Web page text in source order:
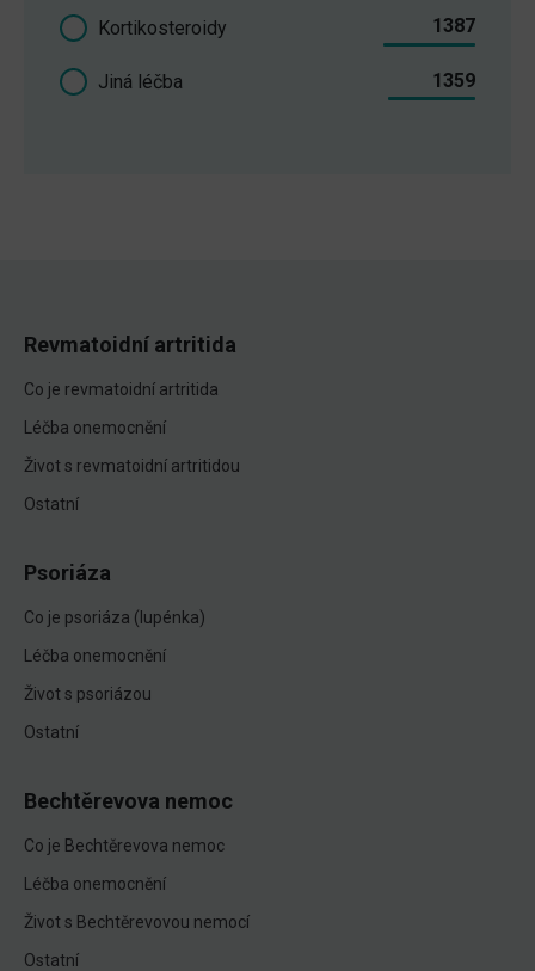
Kortikosteroidy 1387
Jiná léčba 1359
Revmatoidní artritida
Co je revmatoidní artritida
Léčba onemocnění
Život s revmatoidní artritidou
Ostatní
Psoriáza
Co je psoriáza (lupénka)
Léčba onemocnění
Život s psoriázou
Ostatní
Bechtěrevova nemoc
Co je Bechtěrevova nemoc
Léčba onemocnění
Život s Bechtěrevovou nemocí
Ostatní